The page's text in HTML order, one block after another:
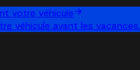
votre véhicule
véhicule avant les vacances.